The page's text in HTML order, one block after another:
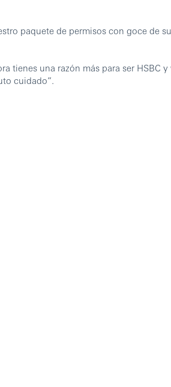
paquete de permisos con goce de
tienes una razón más para ser
cuidado”.